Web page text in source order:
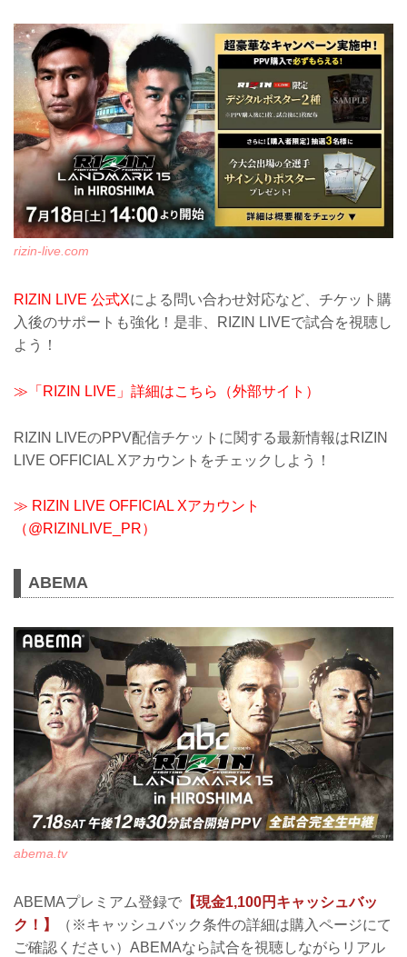
rizin-live.com
RIZIN LIVE 公式Xによる問い合わせ対応など、チケット購
入後のサポートも強化！是非、RIZIN LIVEで試合を視聴し
よう！
≫「RIZIN LIVE」詳細はこちら（外部サイト）
RIZIN LIVEのPPV配信チケットに関する最新情報はRIZIN
LIVE OFFICIAL Xアカウントをチェックしよう！
≫ RIZIN LIVE OFFICIAL Xアカウント
（@RIZINLIVE_PR）
ABEMA
abema.tv
ABEMAプレミアム登録で 【現金1,100円キャッシュバッ
ク！】
（※キャッシュバック条件の詳細は購入ページにて
ご確認ください）ABEMAなら試合を視聴しながらリアル